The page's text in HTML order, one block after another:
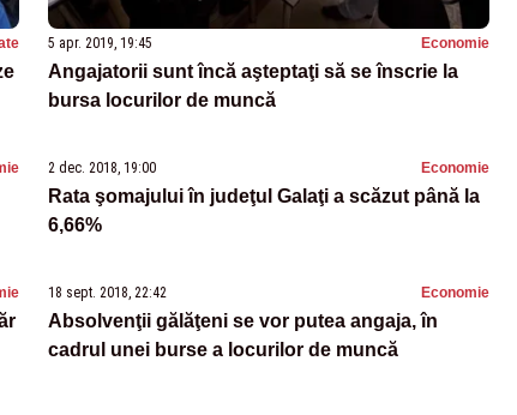
5 apr. 2019, 19:45 Economie
Angajatorii sunt încă aşteptaţi să se înscrie la
bursa locurilor de muncă
2 dec. 2018, 19:00 Economie
Rata şomajului în judeţul Galaţi a scăzut până la
6,66%
18 sept. 2018, 22:42 Economie
Absolvenţii gălăţeni se vor putea angaja, în
cadrul unei burse a locurilor de muncă